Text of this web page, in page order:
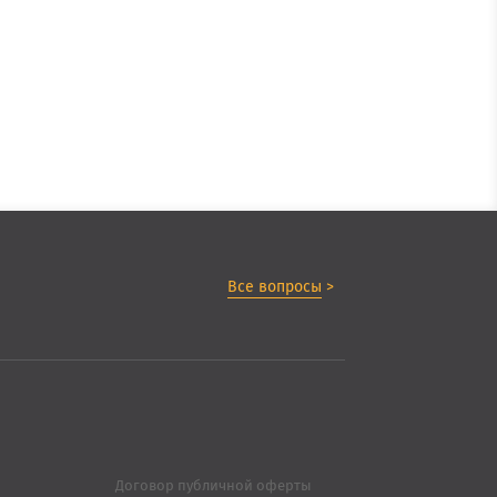
Все вопросы >
Договор публичной оферты